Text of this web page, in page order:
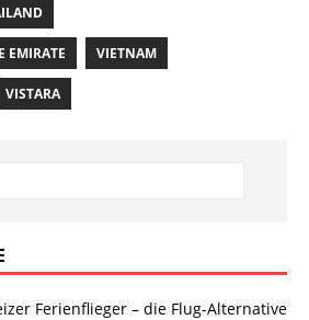
EMIRATE VIETNAM
VISTARA
Ferienflieger – die Flug-Alternative